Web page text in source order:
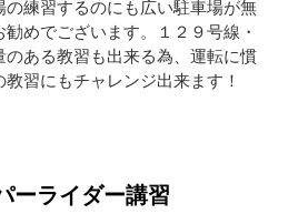
の練習するのにも広い駐車場が無
めでございます。１２９号線・
のある教習も出来る為、運転に慣
習にもチャレンジ出来ます！
ーライダー講習